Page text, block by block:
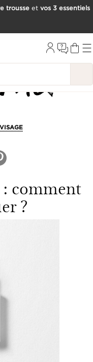
trousseet vos 3 essentiels
comment
?